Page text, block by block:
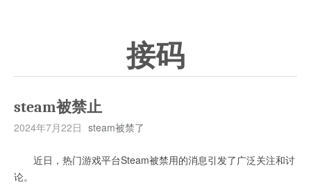
接码
steam被禁止
2024年7月22日 steam被禁了
近日，热门游戏平台Steam被禁用的消息引发了广泛关注和讨
论。